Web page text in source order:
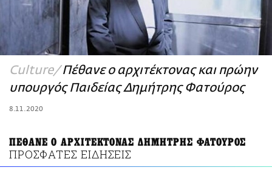
ΑΜΠΑ
Culture Πέθανε ο αρχιτέκτονας και πρώην
υπουργός Παιδείας Δημήτρης Φατούρος
8.11.2020
ΠΕΘΑΝΕ Ο ΑΡΧΙΤΕΚΤΟΝΑΣ ΔΗΜΗΤΡΗΣ ΦΑΤΟΥΡΟΣ
ΠΡΟΣΦΑΤΕΣ ΕΙΔΗΣΕΙΣ